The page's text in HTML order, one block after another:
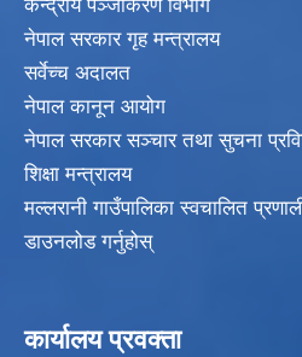
केन्द्रीय पञ्जीकरण विभाग
नेपाल सरकार गृह मन्त्रालय
सर्वेच्च अदालत
नेपाल कानून आयोग
नेपाल सरकार सञ्चार तथा सुचना
शिक्षा मन्त्रालय
मल्लरानी गाउँपालिका स्वचालित
डाउनलोड गर्नुहोस्
कार्यालय प्रवक्ता